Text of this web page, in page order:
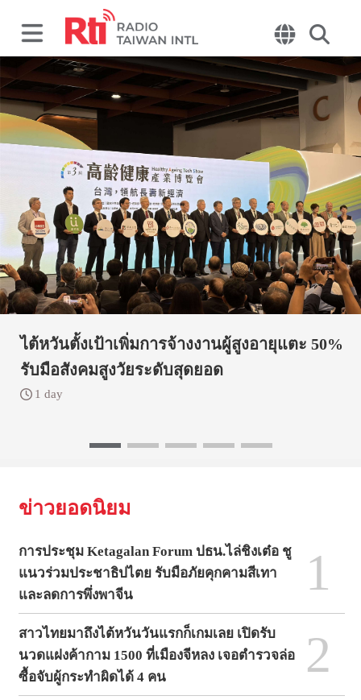
ไต้หวันตั้งเป้าเพิ่มการจ้างงานผู้สูงอายุแตะ 50%
รับมือสังคมสูงวัยระดับสุดยอด
1 day
ข่าวยอดนิยม
การประชุม Ketagalan Forum ปธน.ไล่ชิงเต๋อ ชู
แนวร่วมประชาธิปไตย รับมือภัยคุกคามสีเทา
และลดการพึ่งพาจีน
1
สาวไทยมาถึงไต้หวันวันแรกก็เกมเลย เปิดรับ
นวดแฝงค้ากาม 1500 ที่เมืองจีหลง เจอตำรวจล่อ
ซื้อจับผู้กระทำผิดได้ 4 คน
2